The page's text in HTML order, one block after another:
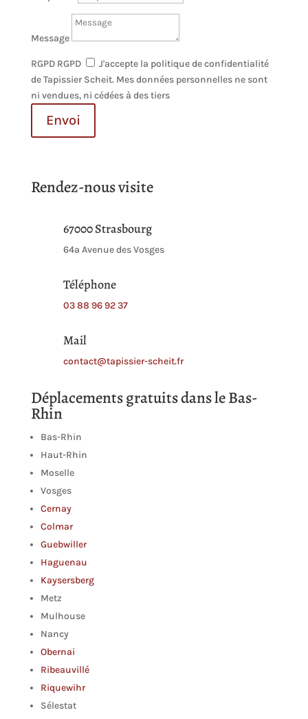
Message
RGPD RGPD
J'accepte la politique de confidentialité
de Tapissier Scheit. Mes données personnelles ne sont
ni vendues, ni cédées à des tiers
Envoi
Rendez-nous visite
67000 Strasbourg
64a Avenue des Vosges
Téléphone
03 88 96 92 37
Mail
contact@tapissier-scheit.fr
Déplacements gratuits dans le Bas-
Rhin
Bas-Rhin
Haut-Rhin
Moselle
Vosges
Cernay
Colmar
Guebwiller
Haguenau
Kaysersberg
Metz
Mulhouse
Nancy
Obernai
Ribeauvillé
Riquewihr
Sélestat